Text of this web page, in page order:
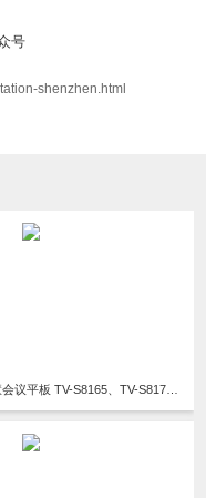
号
shenzhen.html
智慧会议平板 TV-S8165、TV-S8175、TV-S8186、TV-S8198、TV-S8165A、TV-S8165A1、TV-S8165B1、TV-S8165C1